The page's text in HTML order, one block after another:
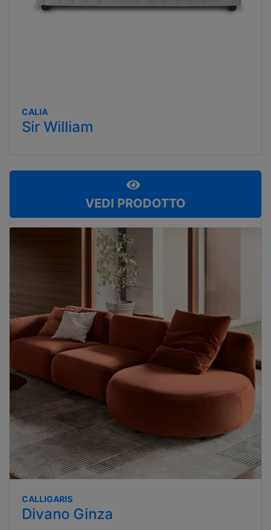
CALIA
Sir William
VEDI PRODOTTO
CALLIGARIS
Divano Ginza